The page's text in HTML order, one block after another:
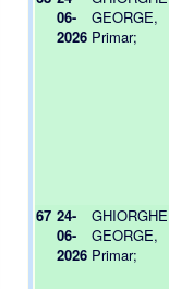
06-
2026
GEORGE,
Primar;
67 24-
06-
2026
GHIORGHE
GEORGE,
Primar;